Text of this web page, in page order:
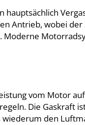
Antrieb, wobei
vom Motor
Die Gaskraft
wiederum den